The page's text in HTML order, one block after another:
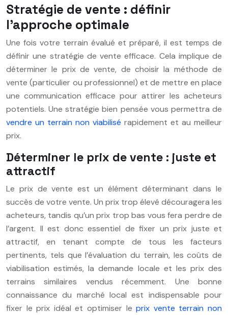
Stratégie de vente : définir
l’approche optimale
Une fois votre terrain évalué et préparé, il est temps de
définir une stratégie de vente efficace. Cela implique de
déterminer le prix de vente, de choisir la méthode de
vente (particulier ou professionnel) et de mettre en place
une communication efficace pour attirer les acheteurs
potentiels. Une stratégie bien pensée vous permettra de
vendre un terrain non viabilisé rapidement et au meilleur
prix.
Déterminer le prix de vente : juste et
attractif
Le prix de vente est un élément déterminant dans le
succès de votre vente. Un prix trop élevé découragera les
acheteurs, tandis qu’un prix trop bas vous fera perdre de
l’argent. Il est donc essentiel de fixer un prix juste et
attractif, en tenant compte de tous les facteurs
pertinents, tels que l’évaluation du terrain, les coûts de
viabilisation estimés, la demande locale et les prix des
terrains similaires vendus récemment. Une bonne
connaissance du marché local est indispensable pour
fixer le prix idéal et optimiser leprix vente terrain non